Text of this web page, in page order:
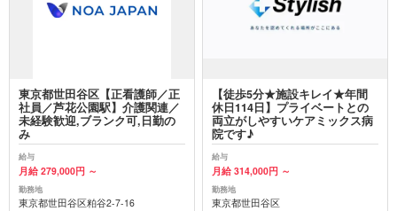
東京都世田谷区【正看護師／正
社員／芦花公園駅】介護関連／
未経験歓迎,ブランク可,日勤の
み
給与
月給 279,000円 ～
勤務地
東京都世田谷区粕谷2-7-16
【徒歩5分★施設キレイ★年間
休日114日】プライベートとの
両立がしやすいケアミックス病
院です♪
給与
月給 314,000円 ～
勤務地
東京都世田谷区